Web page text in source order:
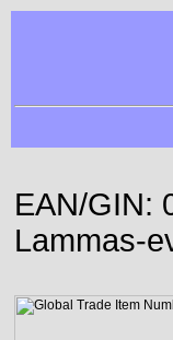
EAN/GIN:
Lammas-